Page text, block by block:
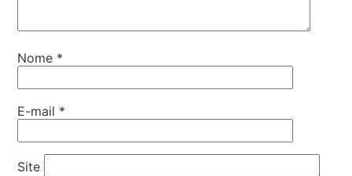
Nome *
E-mail *
Site